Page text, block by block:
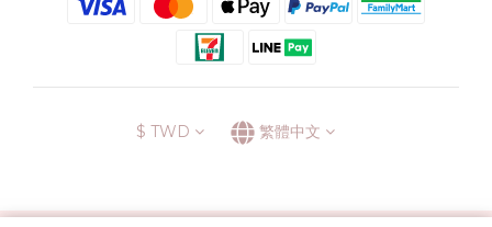
$ TWD 繁體中文